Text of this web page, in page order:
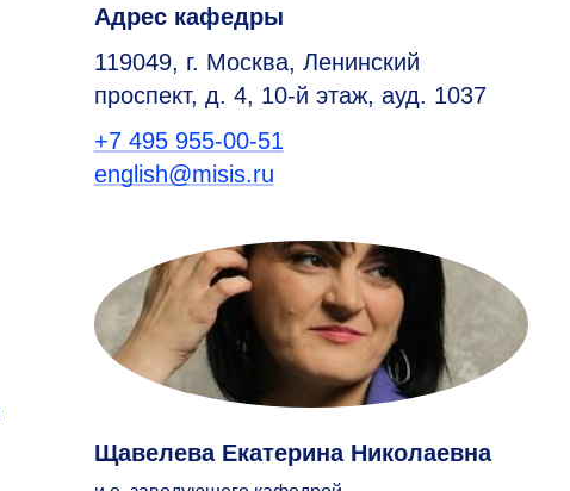
Адрес кафедры
119049, г. Москва, Ленинский
проспект, д. 4, 10-й этаж, ауд. 1037
+7 495 955-00-51
english@misis.ru
Щавелева Екатерина Николаевна